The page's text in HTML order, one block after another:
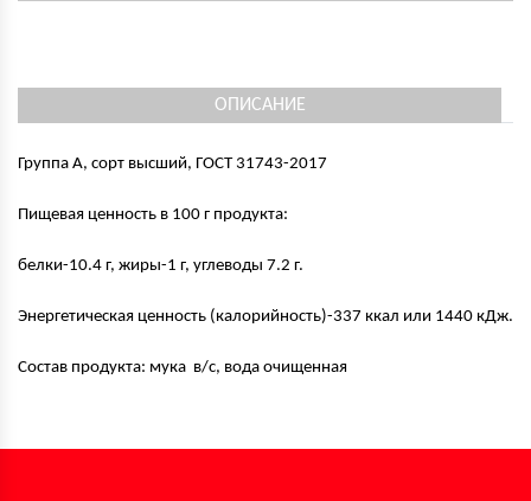
ОПИСАНИЕ
Группа А, сорт высший, ГОСТ 31743-2017
Пищевая ценность в 100 г продукта:
белки-10.4 г, жиры-1 г, углеводы 7.2 г.
Энергетическая ценность (калорийность)-337 ккал или 1440 кДж.
Состав продукта: мука в/с, вода очищенная